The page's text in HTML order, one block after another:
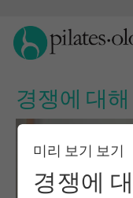
경쟁에 대
미리 보기 보기
경쟁에